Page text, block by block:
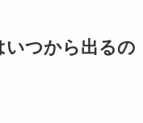
いつから出るの